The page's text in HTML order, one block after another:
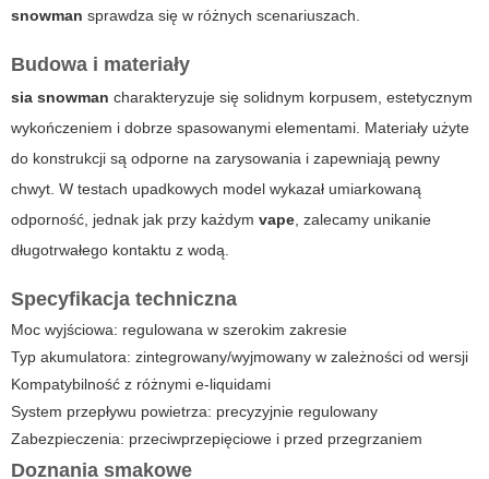
snowman sprawdza się w różnych scenariuszach.
Budowa i materiały
sia snowman charakteryzuje się solidnym korpusem, estetycznym
wykończeniem i dobrze spasowanymi elementami. Materiały użyte
do konstrukcji są odporne na zarysowania i zapewniają pewny
chwyt. W testach upadkowych model wykazał umiarkowaną
odporność, jednak jak przy każdym vape , zalecamy unikanie
długotrwałego kontaktu z wodą.
Specyfikacja techniczna
Moc wyjściowa: regulowana w szerokim zakresie
Typ akumulatora: zintegrowany/wyjmowany w zależności od wersji
Kompatybilność z różnymi e-liquidami
System przepływu powietrza: precyzyjnie regulowany
Zabezpieczenia: przeciwprzepięciowe i przed przegrzaniem
Doznania smakowe